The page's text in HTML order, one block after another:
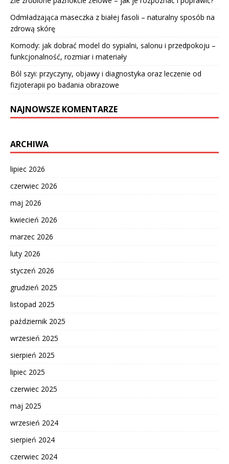
Odmładzająca maseczka z białej fasoli – naturalny sposób na
zdrową skórę
Komody: jak dobrać model do sypialni, salonu i przedpokoju –
funkcjonalność, rozmiar i materiały
Ból szyi: przyczyny, objawy i diagnostyka oraz leczenie od
fizjoterapii po badania obrazowe
NAJNOWSZE KOMENTARZE
ARCHIWA
lipiec 2026
czerwiec 2026
maj 2026
kwiecień 2026
marzec 2026
luty 2026
styczeń 2026
grudzień 2025
listopad 2025
październik 2025
wrzesień 2025
sierpień 2025
lipiec 2025
czerwiec 2025
maj 2025
wrzesień 2024
sierpień 2024
czerwiec 2024